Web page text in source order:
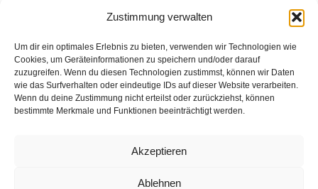
Zustimmung verwalten
Um dir ein optimales Erlebnis zu bieten, verwenden wir Technologien wie
Cookies, um Geräteinformationen zu speichern und/oder darauf
zuzugreifen. Wenn du diesen Technologien zustimmst, können wir Daten
wie das Surfverhalten oder eindeutige IDs auf dieser Website verarbeiten.
Wenn du deine Zustimmung nicht erteilst oder zurückziehst, können
bestimmte Merkmale und Funktionen beeinträchtigt werden.
Akzeptieren
Ablehnen
Einsatzbericht:
Es liegt kein Einsatzbericht vor.
Datenschutz